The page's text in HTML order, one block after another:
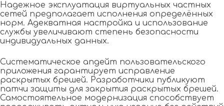
Надежное эксплуатация виртуальных частных
сетей предполагает исполнения определённых
норм. Адекватная настройка и использование
службы увеличивают степень безопасности
индивидуальных данных.
Систематическое апдейт пользовательского
приложения гарантирует исправление
раскрытых брешей. Разработчики публикуют
патчи защиты для закрытия раскрытых брешей.
Самостоятельное модернизация способствует